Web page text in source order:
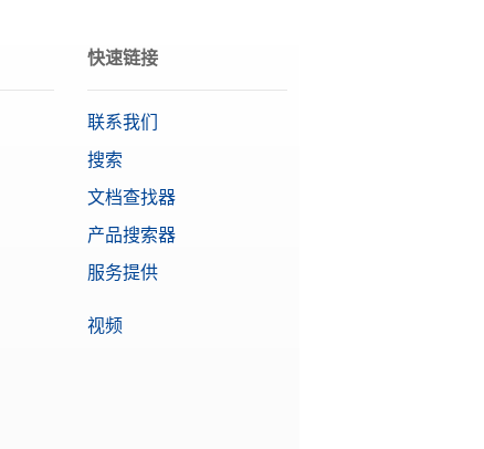
快速链接
联系我们
搜索
文档查找器
产品搜索器
服务提供
视频